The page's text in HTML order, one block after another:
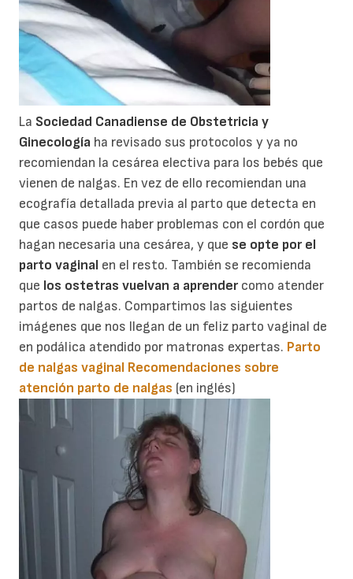
La Sociedad Canadiense de Obstetricia y
Ginecología ha revisado sus protocolos y ya no
recomiendan la cesárea electiva para los bebés que
vienen de nalgas. En vez de ello recomiendan una
ecografía detallada previa al parto que detecta en
que casos puede haber problemas con el cordón que
hagan necesaria una cesárea, y que se opte por el
parto vaginal en el resto. También se recomienda
que los ostetras vuelvan a aprender como atender
partos de nalgas. Compartimos las siguientes
imágenes que nos llegan de un feliz parto vaginal de
en podálica atendido por matronas expertas. Parto
de nalgas vaginal Recomendaciones sobre
atención parto de nalgas (en inglés)